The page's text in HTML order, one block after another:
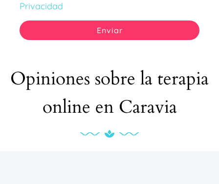
Privacidad
Enviar
Opiniones sobre la terapia
online en Caravia